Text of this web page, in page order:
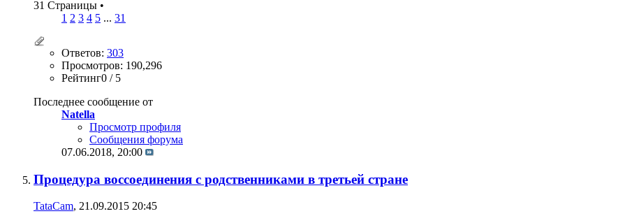
31 Страницы •
1 2 3 4 5 ... 31
Ответов: 303
Просмотров: 190,296
Рейтинг0 / 5
Последнее сообщение от
Natella
Просмотр профиля
Сообщения форума
07.06.2018, 20:00
Процедура воссоединения с родственниками в третьей стране
TataCam, 21.09.2015 20:45